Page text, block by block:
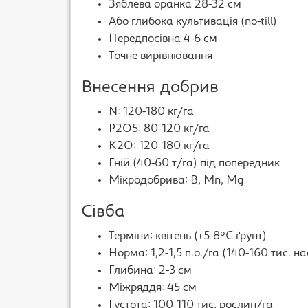
Зяблева оранка 28-32 см
Або глибока культивація (no-till)
Передпосівна 4-6 см
Точне вирівнювання
Внесення добрив
N: 120-180 кг/га
P2O5: 80-120 кг/га
K2O: 120-180 кг/га
Гній (40-60 т/га) під попередник
Мікродобрива: B, Mn, Mg
Сівба
Терміни: квітень (+5-8°C ґрунт)
Норма: 1,2-1,5 п.о./га (140-160 тис.
Глибина: 2-3 см
Міжряддя: 45 см
Густота: 100-110 тис. рослин/га